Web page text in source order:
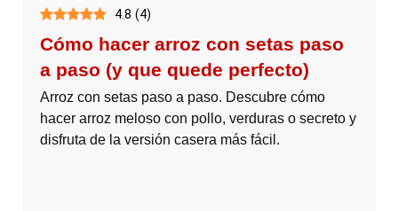
4.8 (4)
Cómo hacer arroz con setas paso
a paso (y que quede perfecto)
Arroz con setas paso a paso. Descubre cómo
hacer arroz meloso con pollo, verduras o secreto y
disfruta de la versión casera más fácil.